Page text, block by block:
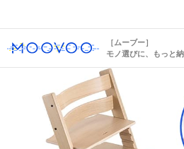
［ムーブー］
モノ選びに、もっと納